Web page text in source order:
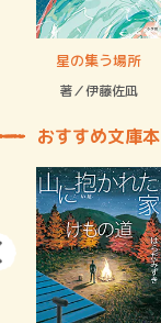
星の集う場所
著／伊藤佐凪
おすすめ文庫本